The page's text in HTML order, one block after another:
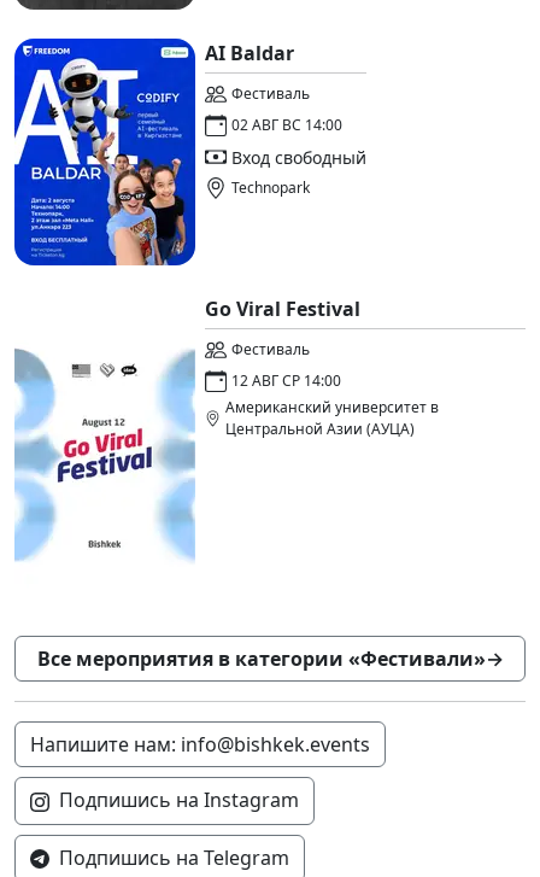
AI Baldar
Фестиваль
02 АВГ ВС 14:00
Вход свободный
Technopark
Go Viral Festival
Фестиваль
12 АВГ СР 14:00
Американский университет в
Центральной Азии (АУЦА)
Все мероприятия в категории «Фестивали»→
Напишите нам: info@bishkek.events
Подпишись на Instagram
Подпишись на Telegram